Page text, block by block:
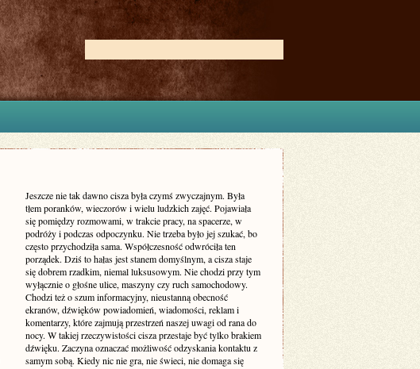
Jeszcze nie tak dawno cisza była czymś zwyczajnym. Była
tłem poranków, wieczorów i wielu ludzkich zajęć. Pojawiała
się pomiędzy rozmowami, w trakcie pracy, na spacerze, w
podróży i podczas odpoczynku. Nie trzeba było jej szukać, bo
często przychodziła sama. Współczesność odwróciła ten
porządek. Dziś to hałas jest stanem domyślnym, a cisza staje
się dobrem rzadkim, niemal luksusowym. Nie chodzi przy tym
wyłącznie o głośne ulice, maszyny czy ruch samochodowy.
Chodzi też o szum informacyjny, nieustanną obecność
ekranów, dźwięków powiadomień, wiadomości, reklam i
komentarzy, które zajmują przestrzeń naszej uwagi od rana do
nocy. W takiej rzeczywistości cisza przestaje być tylko brakiem
dźwięku. Zaczyna oznaczać możliwość odzyskania kontaktu z
samym sobą. Kiedy nic nie gra, nie świeci, nie domaga się